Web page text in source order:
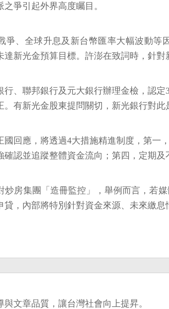
爭引起外界高度矚目。
爭、全球升息及新台幣匯率大幅波動
達新光金預算目標。許澎在致詞時，針
行、聯邦銀行及元大銀行辦理金檢，認
有新光金股東提問關切，新光銀行對此
國回應，將透過4大措施精進制度，第
確認並追蹤整體資金流向；第四，定期
炒房集團「造冊監控」，舉例而言，若
，內部將特別針對資金來源、未來繳息
文章品質，讓台灣社會向上提昇。